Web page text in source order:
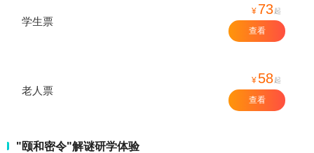
学生票
¥ 73起
查看
老人票
¥ 58起
查看
"颐和密令"解谜研学体验